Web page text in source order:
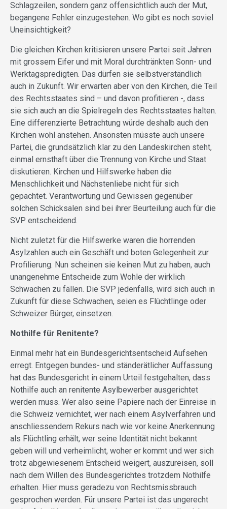
Schlagzeilen, sondern ganz offensichtlich auch der Mut,
begangene Fehler einzugestehen. Wo gibt es noch soviel
Uneinsichtigkeit?
Die gleichen Kirchen kritisieren unsere Partei seit Jahren
mit grossem Eifer und mit Moral durchtränkten Sonn- und
Werktagspredigten. Das dürfen sie selbstverständlich
auch in Zukunft. Wir erwarten aber von den Kirchen, die Teil
des Rechtsstaates sind – und davon profitieren -, dass
sie sich auch an die Spielregeln des Rechtsstaates halten.
Eine differenzierte Betrachtung würde deshalb auch den
Kirchen wohl anstehen. Ansonsten müsste auch unsere
Partei, die grundsätzlich klar zu den Landeskirchen steht,
einmal ernsthaft über die Trennung von Kirche und Staat
diskutieren. Kirchen und Hilfswerke haben die
Menschlichkeit und Nächstenliebe nicht für sich
gepachtet. Verantwortung und Gewissen gegenüber
solchen Schicksalen sind bei ihrer Beurteilung auch für die
SVP entscheidend.
Nicht zuletzt für die Hilfswerke waren die horrenden
Asylzahlen auch ein Geschäft und boten Gelegenheit zur
Profilierung. Nun scheinen sie keinen Mut zu haben, auch
unangenehme Entscheide zum Wohle der wirklich
Schwachen zu fällen. Die SVP jedenfalls, wird sich auch in
Zukunft für diese Schwachen, seien es Flüchtlinge oder
Schweizer Bürger, einsetzen.
Nothilfe für Renitente?
Einmal mehr hat ein Bundesgerichtsentscheid Aufsehen
erregt. Entgegen bundes- und ständerätlicher Auffassung
hat das Bundesgericht in einem Urteil festgehalten, dass
Nothilfe auch an renitente Asylbewerber ausgerichtet
werden muss. Wer also seine Papiere nach der Einreise in
die Schweiz vernichtet, wer nach einem Asylverfahren und
anschliessendem Rekurs nach wie vor keine Anerkennung
als Flüchtling erhält, wer seine Identität nicht bekannt
geben will und verheimlicht, woher er kommt und wer sich
trotz abgewiesenem Entscheid weigert, auszureisen, soll
nach dem Willen des Bundesgerichtes trotzdem Nothilfe
erhalten. Hier muss geradezu von Rechtsmissbrauch
gesprochen werden. Für unsere Partei ist das ungerecht